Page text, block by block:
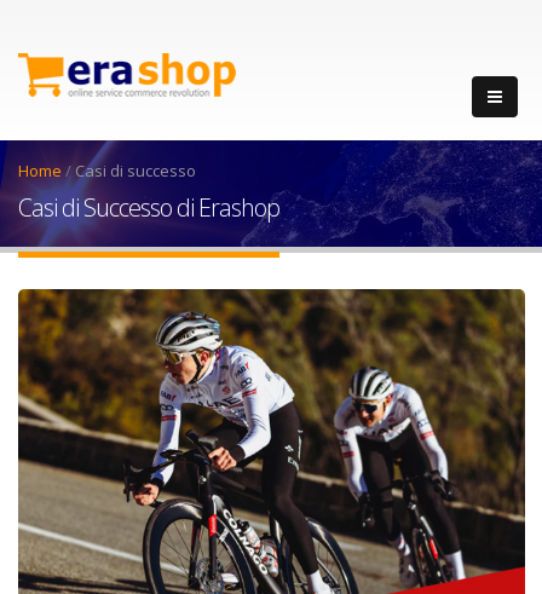
Home / Casi di successo
Casi di Successo di Erashop